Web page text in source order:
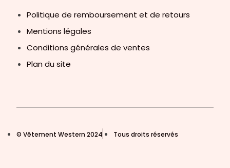
Politique de remboursement et de retours
Mentions légales
Conditions générales de ventes
Plan du site
© Vêtement Western 2024 Tous droits réservés